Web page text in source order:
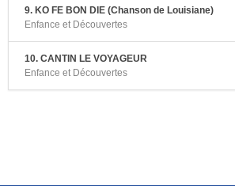
9. KO FE BON DIE (Chanson de Louisiane)
Enfance et Découvertes
10. CANTIN LE VOYAGEUR
Enfance et Découvertes